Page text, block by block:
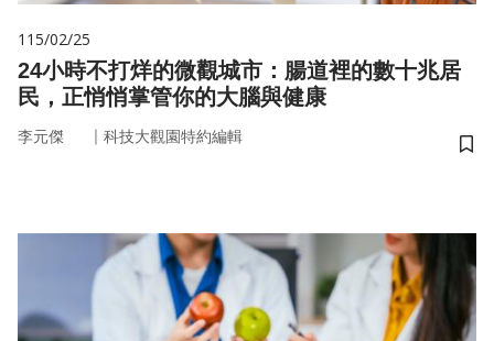
115/02/25
24小時不打烊的微觀城市：腸道裡的數十兆居
民，正悄悄掌管你的大腦與健康
李元傑 ｜ 科技大觀園特約編輯
儲